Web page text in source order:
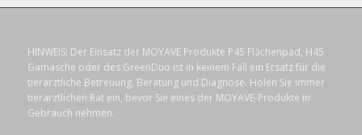
HINWEIS: Der Einsatz der MOYAVE Produkte P45 Flächenpad, H45
Gamasche oder des GreenDuo ist in keinem Fall ein Ersatz für die
tierärztliche Betreuung, Beratung und Diagnose. Holen Sie immer
tierärztlichen Rat ein, bevor Sie eines der MOYAVE-Produkte in
Gebrauch nehmen.